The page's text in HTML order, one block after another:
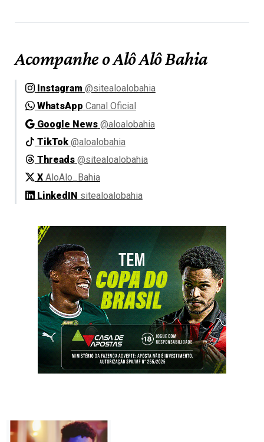
Acompanhe o Alô Alô Bahia
Instagram @sitealoalobahia
WhatsApp Canal Oficial
Google News @aloalobahia
TikTok @aloalobahia
Threads @sitealoalobahia
X AloAlo_Bahia
LinkedIN sitealoalobahia